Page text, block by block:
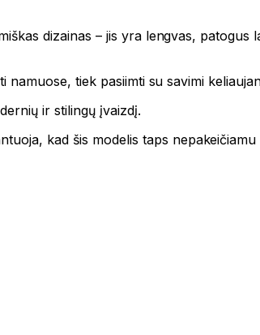
dizainas – jis yra lengvas, patogus
namuose, tiek pasiimti su savimi
ir stilingų įvaizdį.
kad šis modelis taps